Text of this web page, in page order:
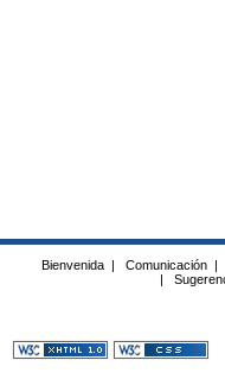
Bienvenida | Comunicación |
|